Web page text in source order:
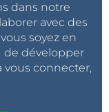
dans notre
avec des
soyez en
de développer
vous connecter,